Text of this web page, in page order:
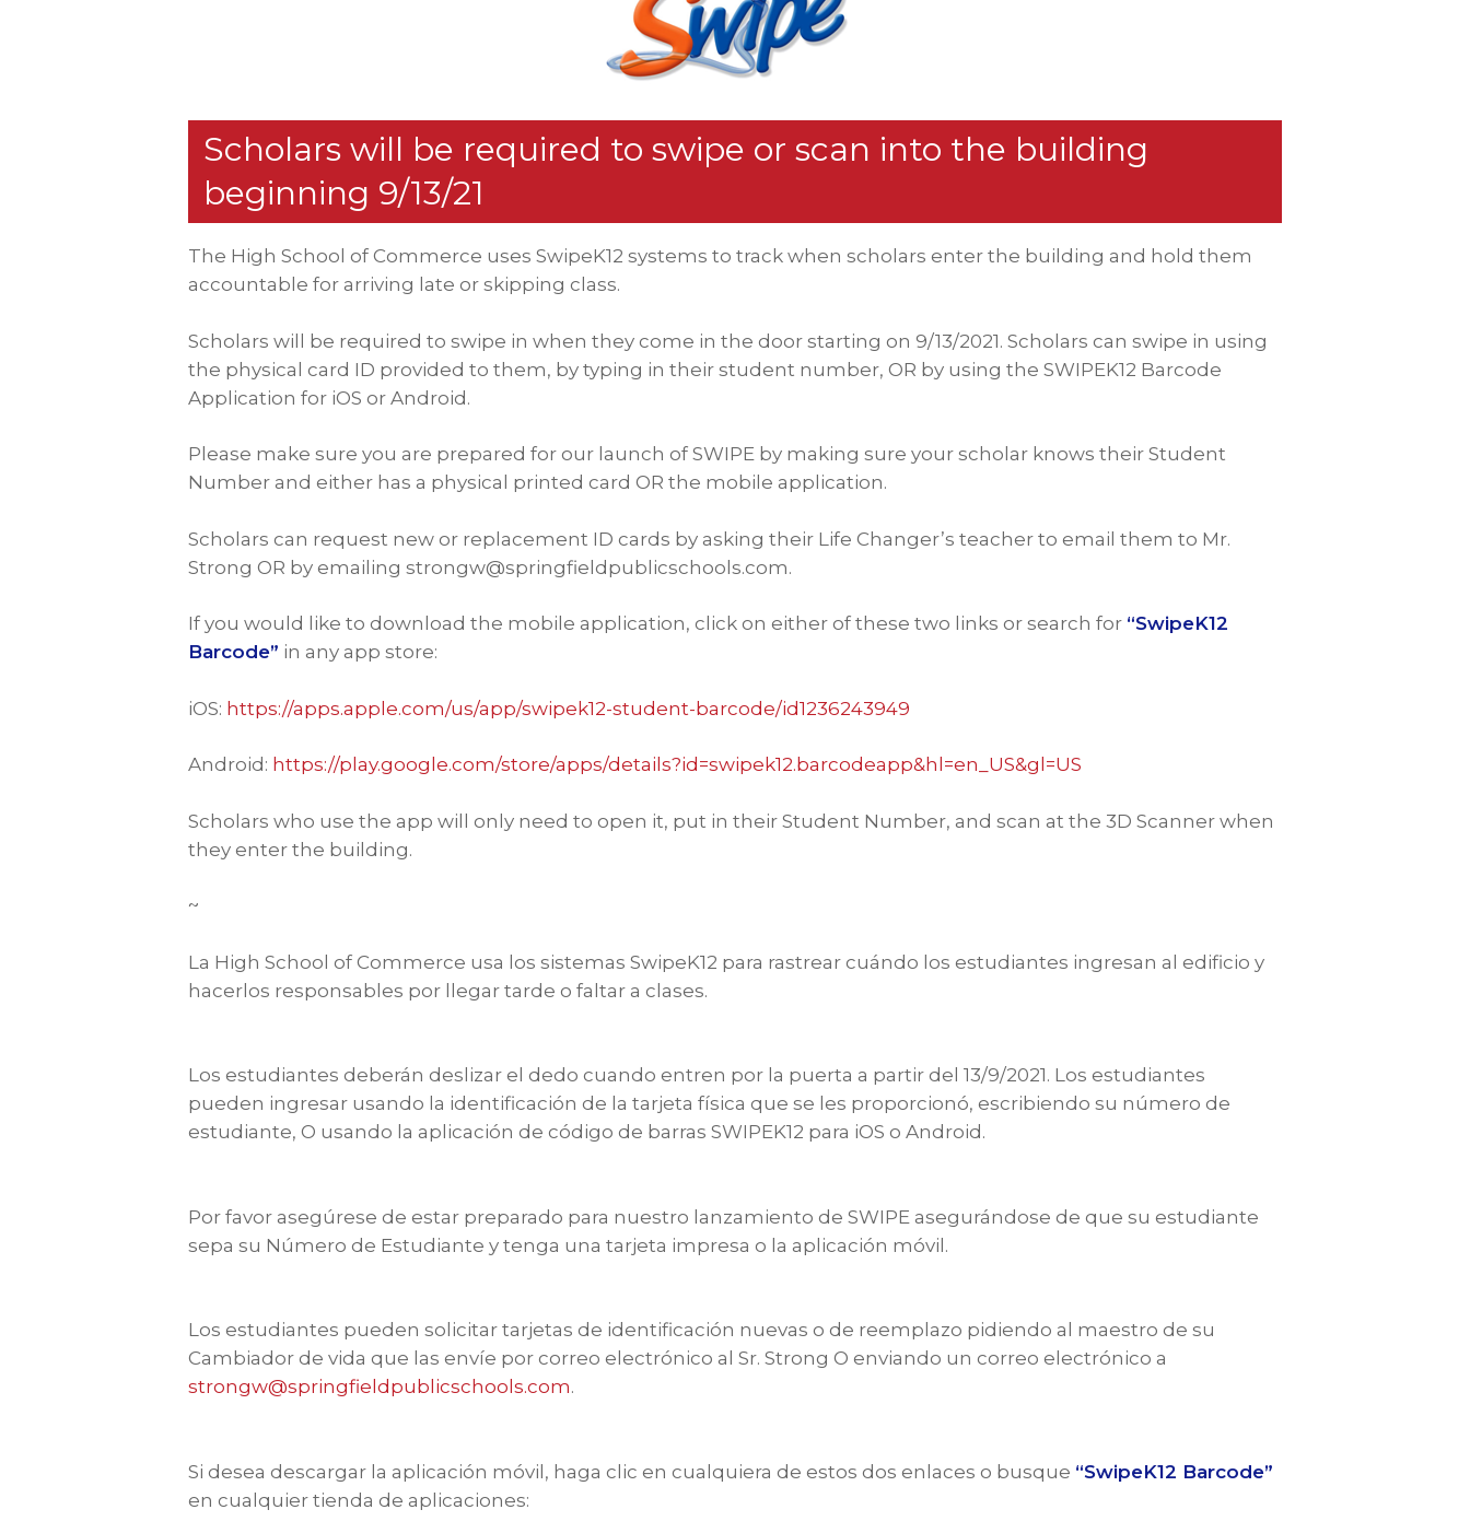
Hit enter to search or ESC to close
Scholars will be required to swipe or scan into the building
beginning 9/13/21
The High School of Commerce uses SwipeK12 systems to track when scholars enter the building and hold them
accountable for arriving late or skipping class.
Scholars will be required to swipe in when they come in the door starting on 9/13/2021. Scholars can swipe in using
the physical card ID provided to them, by typing in their student number, OR by using the SWIPEK12 Barcode
Application for iOS or Android.
Please make sure you are prepared for our launch of SWIPE by making sure your scholar knows their Student
Number and either has a physical printed card OR the mobile application.
Scholars can request new or replacement ID cards by asking their Life Changer’s teacher to email them to Mr.
Strong OR by emailing strongw@springfieldpublicschools.com.
If you would like to download the mobile application, click on either of these two links or search for “SwipeK12
Barcode” in any app store:
iOS: https://apps.apple.com/us/app/swipek12-student-barcode/id1236243949
Android: https://play.google.com/store/apps/details?id=swipek12.barcodeapp&hl=en_US&gl=US
Scholars who use the app will only need to open it, put in their Student Number, and scan at the 3D Scanner when
they enter the building.
~
La High School of Commerce usa los sistemas SwipeK12 para rastrear cuándo los estudiantes ingresan al edificio y
hacerlos responsables por llegar tarde o faltar a clases.
Los estudiantes deberán deslizar el dedo cuando entren por la puerta a partir del 13/9/2021. Los estudiantes
pueden ingresar usando la identificación de la tarjeta física que se les proporcionó, escribiendo su número de
estudiante, O usando la aplicación de código de barras SWIPEK12 para iOS o Android.
Por favor asegúrese de estar preparado para nuestro lanzamiento de SWIPE asegurándose de que su estudiante
sepa su Número de Estudiante y tenga una tarjeta impresa o la aplicación móvil.
Los estudiantes pueden solicitar tarjetas de identificación nuevas o de reemplazo pidiendo al maestro de su
Cambiador de vida que las envíe por correo electrónico al Sr. Strong O enviando un correo electrónico a
strongw@springfieldpublicschools.com.
Si desea descargar la aplicación móvil, haga clic en cualquiera de estos dos enlaces o busque “SwipeK12 Barcode”
en cualquier tienda de aplicaciones: